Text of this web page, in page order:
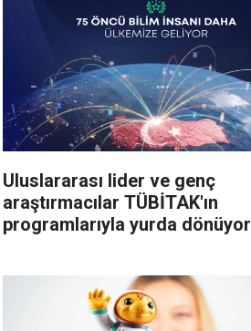
Uluslararası lider ve genç
araştırmacılar TÜBİTAK'ın
programlarıyla yurda dönüyor